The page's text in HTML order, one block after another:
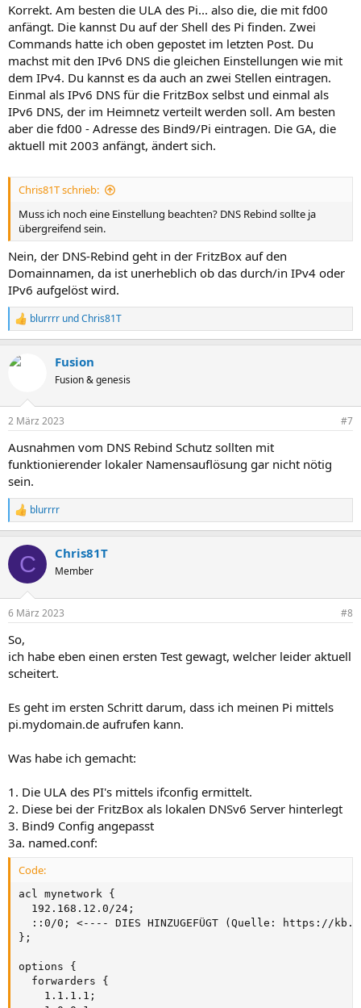
Korrekt. Am besten die ULA des Pi... also die, die mit fd00
anfängt. Die kannst Du auf der Shell des Pi finden. Zwei
Commands hatte ich oben gepostet im letzten Post. Du
machst mit den IPv6 DNS die gleichen Einstellungen wie mit
dem IPv4. Du kannst es da auch an zwei Stellen eintragen.
Einmal als IPv6 DNS für die FritzBox selbst und einmal als
IPv6 DNS, der im Heimnetz verteilt werden soll. Am besten
aber die fd00 - Adresse des Bind9/Pi eintragen. Die GA, die
aktuell mit 2003 anfängt, ändert sich.
Chris81T schrieb:
Muss ich noch eine Einstellung beachten? DNS Rebind sollte ja
übergreifend sein.
Nein, der DNS-Rebind geht in der FritzBox auf den
Domainnamen, da ist unerheblich ob das durch/in IPv4 oder
IPv6 aufgelöst wird.
R
e
k
e
:
blurrrr undChris81T
Fusion
Fusion & genesis
2 März 2023 #7
Ausnahmen vom DNS Rebind Schutz sollten mit
funktionierender lokaler Namensauflösung gar nicht nötig
sein.
R
e
k
i
e
:
blurrrr
C Chris81T
Member
6 März 2023 #8
So,
ich habe eben einen ersten Test gewagt, welcher leider aktuell
scheitert.
Es geht im ersten Schritt darum, dass ich meinen Pi mittels
pi.mydomain.de aufrufen kann.
Was habe ich gemacht:
1. Die ULA des PI's mittels ifconfig ermittelt.
2. Diese bei der FritzBox als lokalen DNSv6 Server hinterlegt
3. Bind9 Config angepasst
3a. named.conf:
Code:
acl mynetwork {
  192.168.12.0/24;
::0/0; <---- DIES HINZUGEFÜGT (Quelle: https://
};
options {
  forwarders {
    1.1.1.1;